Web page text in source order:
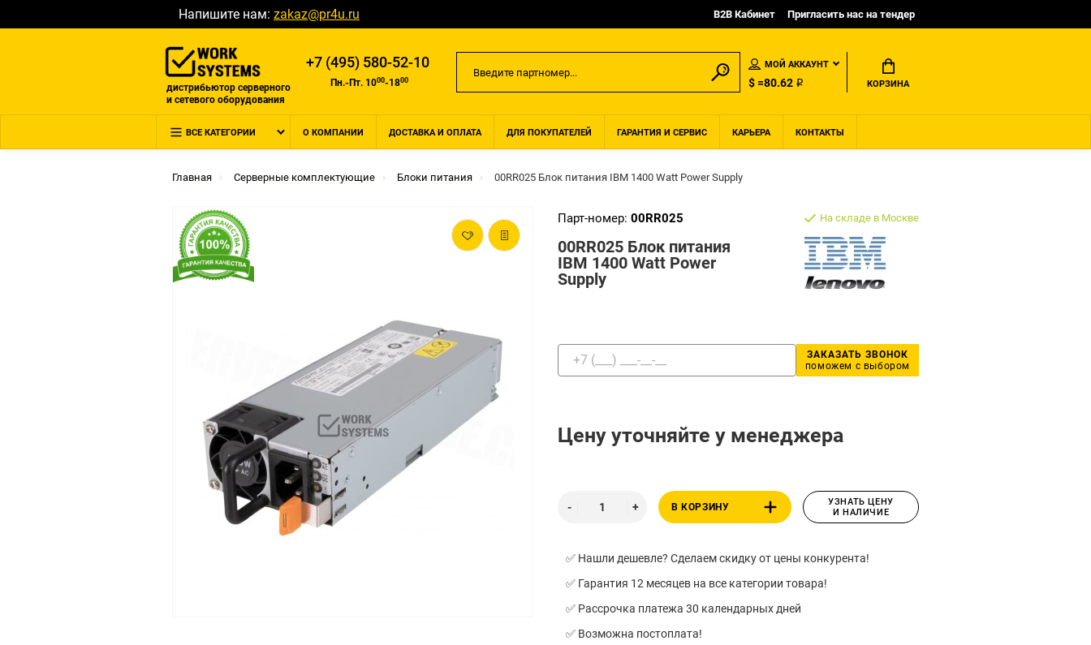
Напишите нам: zakaz@pr4u.ru B2B Кабинет Пригласить нас на тендер
дистрибьютор серверного
и сетевого оборудования
+7 (495) 580-52-10
Пн.-Пт. 1000-1800
МОЙ АККАУНТ
$ =80.62 ₽ КОРЗИНА
ВСЕ КАТЕГОРИИ О КОМПАНИИ ДОСТАВКА И ОПЛАТА ДЛЯ ПОКУПАТЕЛЕЙ ГАРАНТИЯ И СЕРВИС КАРЬЕРА КОНТАКТЫ
Главная Серверные комплектующие Блоки питания 00RR025 Блок питания IBM 1400 Watt Power Supply
Парт-номер: 00RR025
00RR025 Блок питания
IBM 1400 Watt Power
Supply
На складе в Москве
ЗАКАЗАТЬ ЗВОНОК
поможем с выбором
Цену уточняйте у менеджера
В КОРЗИНУ
УЗНАТЬ ЦЕНУ
И НАЛИЧИЕ
✅ Нашли дешевле? Сделаем скидку от цены конкурента!
✅ Гарантия 12 месяцев на все категории товара!
✅ Рассрочка платежа 30 календарных дней
✅ Возможна постоплата!